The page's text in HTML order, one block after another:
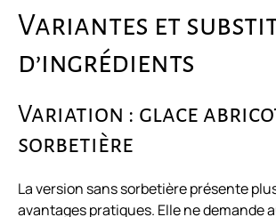
Variantes et
d’ingrédients
Variation : glace
sorbetière
La version sans sorbetière présente
avantages pratiques. Elle ne demande